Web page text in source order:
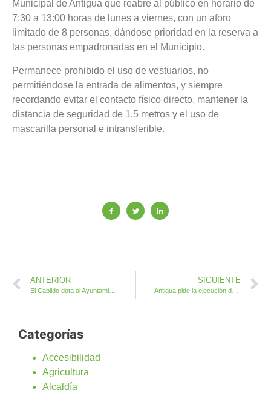
Municipal de Antigua que reabre al público en horario de
7:30 a 13:00 horas de lunes a viernes, con un aforo
limitado de 8 personas, dándose prioridad en la reserva a
las personas empadronadas en el Municipio.
Permanece prohibido el uso de vestuarios, no
permitiéndose la entrada de alimentos, y siempre
recordando evitar el contacto físico directo, mantener la
distancia de seguridad de 1.5 metros y el uso de
mascarilla personal e intransferible.
ANTERIOR SIGUIENTE
Antigua pide la ejecución del Plan de Colaboración del Cabildo en Infraestructuras necesarias en el Municipio
Categorías
Accesibilidad
Agricultura
Alcaldía